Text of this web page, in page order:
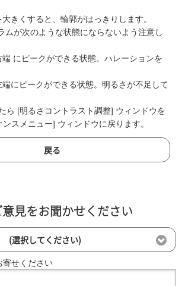
きくすると、輪郭がはっきりします。
ムが次のような状態にならないよう注意し
端 にピークができる状態。ハレーションを
端にピークができる状態。明るさが不足して
ら [明るさコントラスト調整] ウィンドウを
スメニュー] ウィンドウに戻ります。
戻る
見をお聞かせください
(選択してください)
寄せください